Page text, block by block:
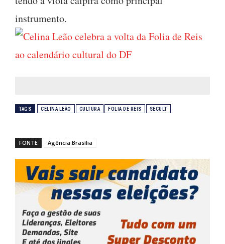
instrumento.
TAGS CELINA LEÃO CULTURA FOLIA DE REIS SECULT
FONTE Agência Brasília